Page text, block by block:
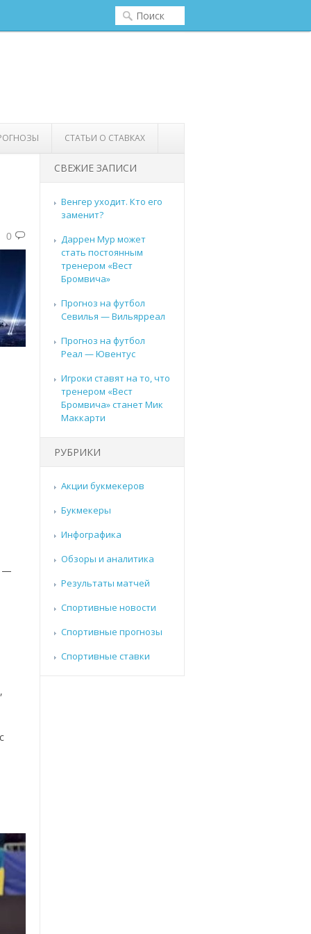
СТАТЬИ О СТАВКАХ
0
—
СВЕЖИЕ ЗАПИСИ
Венгер уходит. Кто его
заменит?
Даррен Мур может
стать постоянным
тренером «Вест
Бромвича»
Прогноз на футбол
Севилья — Вильярреал
Прогноз на футбол
Реал — Ювентус
Игроки ставят на то, что
тренером «Вест
Бромвича» станет Мик
Маккарти
РУБРИКИ
Акции букмекеров
Букмекеры
Инфографика
Обзоры и аналитика
Результаты матчей
Спортивные новости
Спортивные прогнозы
Спортивные ставки